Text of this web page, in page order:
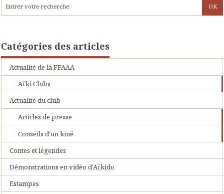
Catégories des articles
Actualité de la FFAAA
Aïki Clubs
Actualité du club
Articles de presse
Conseils d'un kiné
Contes et légendes
Démonstrations en vidéo d'Aïkido
Estampes